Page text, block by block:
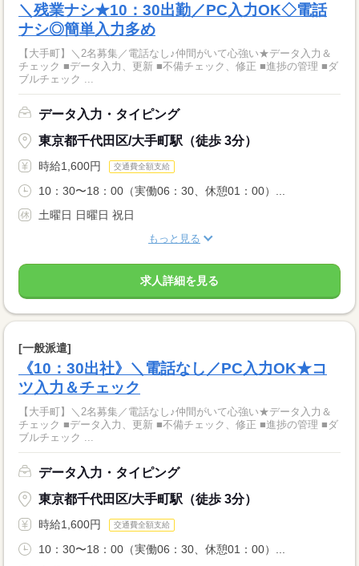
＼残業ナシ★10：30出勤／PC入力OK◇電話
ナシ◎簡単入力多め
【大手町】＼2名募集／電話なし♪仲間がいて心強い★データ入力＆
チェック ■データ入力、更新 ■不備チェック、修正 ■進捗の管理 ■ダ
ブルチェック ...
データ入力・タイピング
東京都千代田区/大手町駅（徒歩 3分）
時給1,600円 交通費全額支給
10：30〜18：00（実働06：30、休憩01：00）...
土曜日 日曜日 祝日
もっと見る
求人詳細を見る
[一般派遣]
《10：30出社》＼電話なし／PC入力OK★コ
ツ入力＆チェック
【大手町】＼2名募集／電話なし♪仲間がいて心強い★データ入力＆
チェック ■データ入力、更新 ■不備チェック、修正 ■進捗の管理 ■ダ
ブルチェック ...
データ入力・タイピング
東京都千代田区/大手町駅（徒歩 3分）
時給1,600円 交通費全額支給
10：30〜18：00（実働06：30、休憩01：00）...